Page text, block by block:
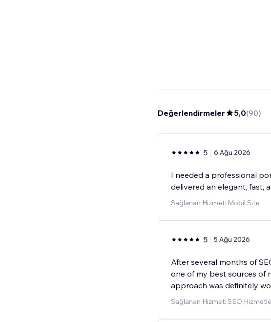
Değerlendirmeler 5,0(90)
5 6 Ağu 2026
I needed a professional
delivered an elegant, fast,
Sağlanan Hizmet: Mobil Site
5 5 Ağu 2026
After several months of
one of my best sources of
approach was definitely
Sağlanan Hizmet: SEO